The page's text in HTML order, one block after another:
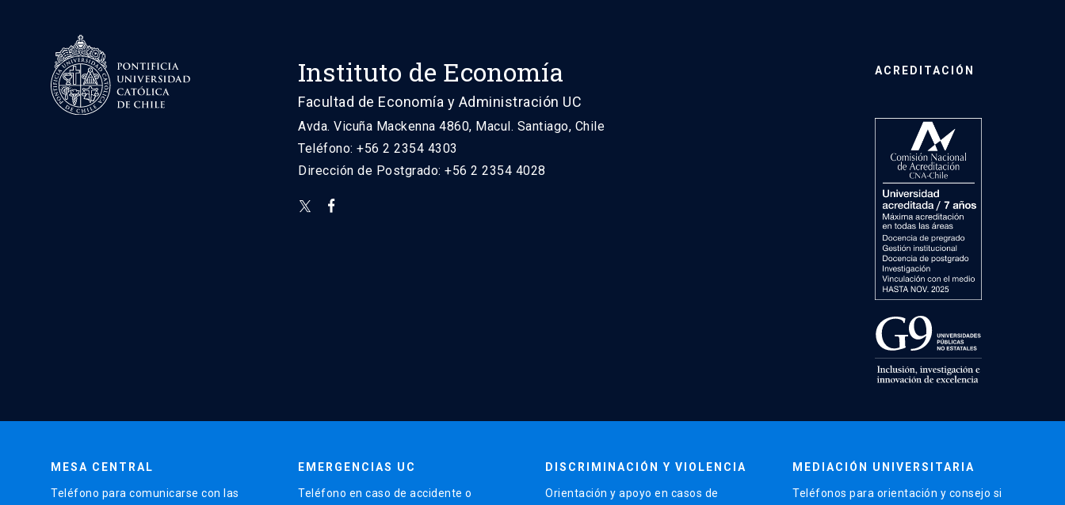
Instituto de Economía
Facultad de Economía y Administración UC
Avda. Vicuña Mackenna 4860, Macul. Santiago, Chile
Teléfono: +56 2 2354 4303
Dirección de Postgrado: +56 2 2354 4028
ACREDITACIÓN
MESA CENTRAL
Teléfono para comunicarse con las
EMERGENCIAS UC
Teléfono en caso de accidente o
DISCRIMINACIÓN Y VIOLENCIA
Orientación y apoyo en casos de
MEDIACIÓN UNIVERSITARIA
Teléfonos para orientación y consejo si